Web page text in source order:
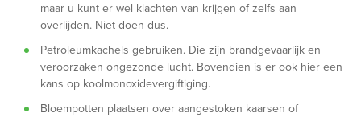
maar u kunt er wel klachten van krijgen of zelfs aan
overlijden. Niet doen dus.
Petroleumkachels gebruiken. Die zijn brandgevaarlijk en
veroorzaken ongezonde lucht. Bovendien is er ook hier een
kans op koolmonoxidevergiftiging.
Bloempotten plaatsen over aangestoken kaarsen of